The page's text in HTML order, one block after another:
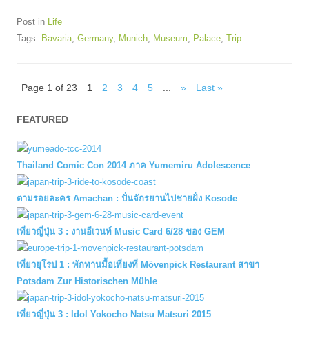
Post in Life
Tags: Bavaria Germany, Munich Museum Palace Trip
Page 1 of 23 1 2 3 4 5 » Last »
FEATURED
Thailand Comic Con 2014 ภาค Yumemiru Adolescence
ตามรอยละคร Amachan : ปั่นจักรยานไปชายฝั่ง Kosode
เที่ยวญี่ปุ่น 3 : งานอีเวนท์ Music Card 6/28 ของ GEM
เที่ยวยุโรป 1 : พักทานมื้อเที่ยงที่ Mövenpick Restaurant สาขา
Potsdam Zur Historischen Mühle
เที่ยวญี่ปุ่น 3 : Idol Yokocho Natsu Matsuri 2015